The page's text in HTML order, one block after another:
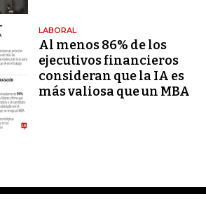
LABORAL
Al menos 86% de los
ejecutivos financieros
consideran que la IA es
más valiosa que un MBA